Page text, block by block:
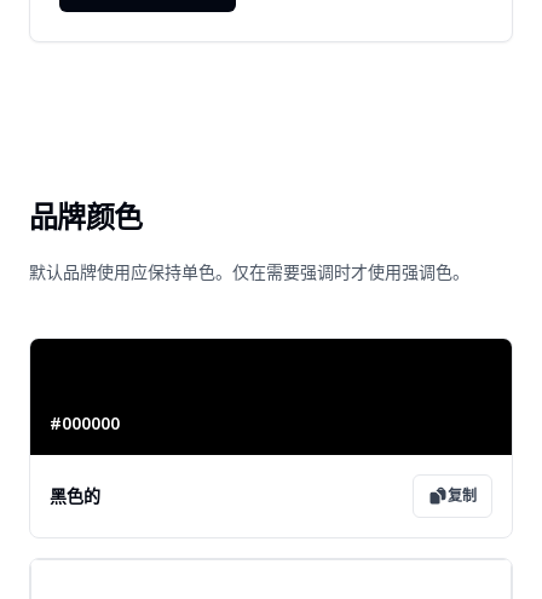
品牌颜色
默认品牌使用应保持单色。仅在需要强调时才使用强调色。
#000000
黑色的 复制